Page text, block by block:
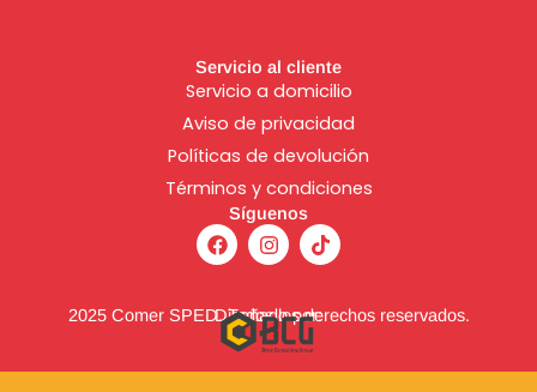
Servicio al cliente
Servicio a domicilio
Aviso de privacidad
Políticas de devolución
Términos y condiciones
Síguenos
F
a
c
b
o
o
k
I
n
s
a
g
r
a
T
i
k
o
2025 Comer SPED. Todos los derechos reservados.
Diseñado por: